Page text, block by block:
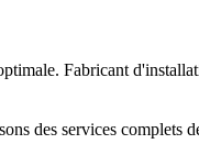
Fabricant
des services complets